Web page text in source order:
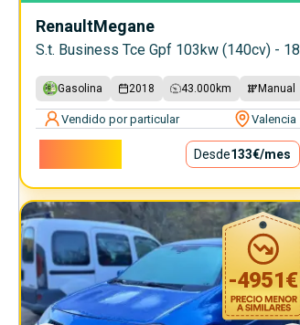
RenaultMegane
S.t. Business Tce Gpf 103kw (140cv) - 18
Gasolina 2018 43.000 km Manual
Vendido por particular Valencia
Desde133€/mes
-4951€